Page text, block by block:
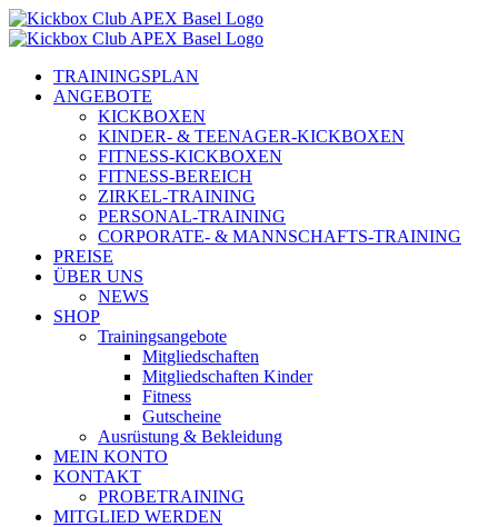
Zum
Inhalt
TRAININGSPLAN
ANGEBOTE
KICKBOXEN
KINDER- & TEENAGER-KICKBOXEN
FITNESS-KICKBOXEN
FITNESS-BEREICH
ZIRKEL-TRAINING
PERSONAL-TRAINING
CORPORATE- & MANNSCHAFTS-TRAINING
PREISE
ÜBER UNS
NEWS
SHOP
Trainingsangebote
Mitgliedschaften
Mitgliedschaften Kinder
Fitness
Gutscheine
Ausrüstung & Bekleidung
MEIN KONTO
KONTAKT
PROBETRAINING
MITGLIED WERDEN